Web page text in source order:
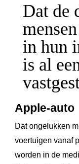
Dat de
in hun
is al
Apple-auto
Dat ongelukken
voertuigen vanaf
worden in de